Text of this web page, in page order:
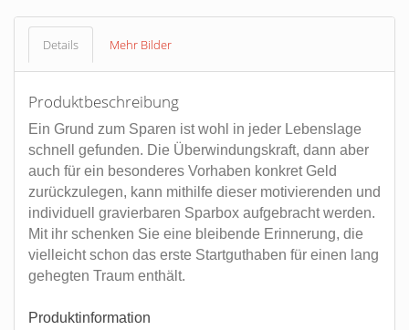
Details Mehr Bilder
Produktbeschreibung
Ein Grund zum Sparen ist wohl in jeder Lebenslage
schnell gefunden. Die Überwindungskraft, dann aber
auch für ein besonderes Vorhaben konkret Geld
zurückzulegen, kann mithilfe dieser motivierenden und
individuell gravierbaren Sparbox aufgebracht werden.
Mit ihr schenken Sie eine bleibende Erinnerung, die
vielleicht schon das erste Startguthaben für einen lang
gehegten Traum enthält.
Produktinformation